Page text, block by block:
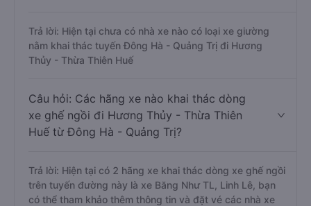
Trả lời: Hiện tại chưa có nhà xe nào có loại xe giường
nằm khai thác tuyến Đông Hà - Quảng Trị đi Hương
Thủy - Thừa Thiên Huế
Câu hỏi: Các hãng xe nào khai thác dòng
xe ghế ngồi đi Hương Thủy - Thừa Thiên
Huế từ Đông Hà - Quảng Trị?
Trả lời: Hiện tại có 2 hãng xe khai thác dòng xe ghế ngồi
trên tuyến đường này là xe Băng Như TL, Linh Lê, bạn
có thể tham khảo thêm thông tin và đặt vé các nhà xe